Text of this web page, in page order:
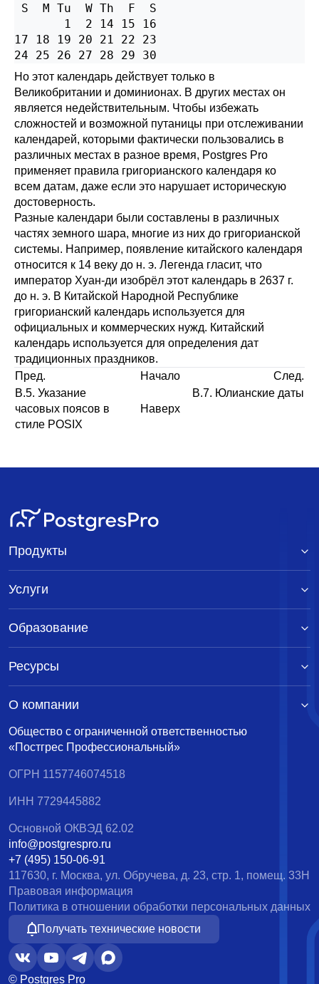
S  M Tu  W Th  F  S
       1  2 14 15 16
17 18 19 20 21 22 23
Но этот календарь действует только в
Великобритании и доминионах. В других местах он
является недействительным. Чтобы избежать
сложностей и возможной путаницы при отслеживании
календарей, которыми фактически пользовались в
различных местах в разное время, Postgres Pro
применяет правила григорианского календаря ко
всем датам, даже если это нарушает историческую
достоверность.
Разные календари были составлены в различных
частях земного шара, многие из них до григорианской
системы. Например, появление китайского календаря
относится к 14 веку до н. э. Легенда гласит, что
император Хуан-ди изобрёл этот календарь в 2637 г.
до н. э. В Китайской Народной Республике
григорианский календарь используется для
официальных и коммерческих нужд. Китайский
календарь используется для определения дат
традиционных праздников.
Пред.
Начало
След.
B.5. Указание
часовых поясов в
стиле POSIX
Наверх
B.7. Юлианские даты
Общество с ограниченной ответственностью
«Постгрес Профессиональный»
ОГРН 1157746074518
ИНН 7729445882
Основной ОКВЭД 62.02
info@postgrespro.ru
+7 (495) 150-06-91
117630, г. Москва, ул. Обручева, д. 23, стр. 1, помещ. 33Н
Правовая информация
Политика в отношении обработки персональных данных
Получать технические новости
© Postgres Pro
Продукты
Услуги
Образование
Ресурсы
О компании